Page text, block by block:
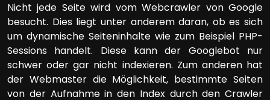
Nicht jede Seite wird vom Webcrawler von Google
besucht. Dies liegt unter anderem daran, ob es sich
um dynamische Seiteninhalte wie zum Beispiel PHP-
Sessions handelt. Diese kann der Googlebot nur
schwer oder gar nicht indexieren. Zum anderen hat
der Webmaster die Möglichkeit, bestimmte Seiten
von der Aufnahme in den Index durch den Crawler